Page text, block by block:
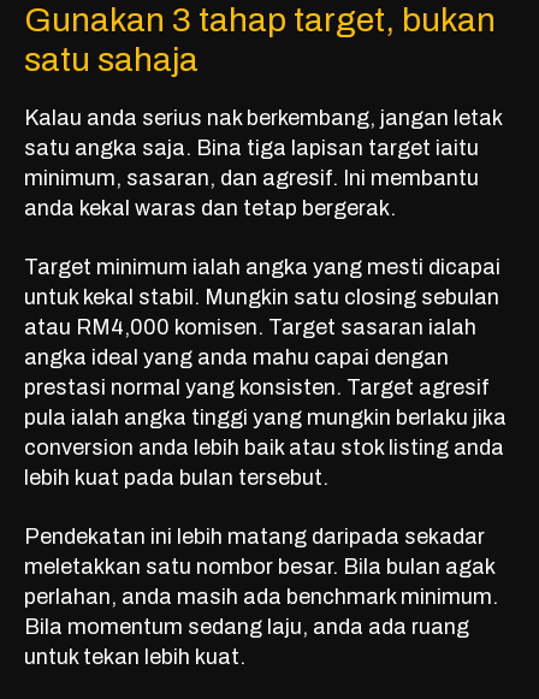
Gunakan 3 tahap target, bukan
satu sahaja
Kalau anda serius nak berkembang, jangan letak
satu angka saja. Bina tiga lapisan target iaitu
minimum, sasaran, dan agresif. Ini membantu
anda kekal waras dan tetap bergerak.
Target minimum ialah angka yang mesti dicapai
untuk kekal stabil. Mungkin satu closing sebulan
atau RM4,000 komisen. Target sasaran ialah
angka ideal yang anda mahu capai dengan
prestasi normal yang konsisten. Target agresif
pula ialah angka tinggi yang mungkin berlaku jika
conversion anda lebih baik atau stok listing anda
lebih kuat pada bulan tersebut.
Pendekatan ini lebih matang daripada sekadar
meletakkan satu nombor besar. Bila bulan agak
perlahan, anda masih ada benchmark minimum.
Bila momentum sedang laju, anda ada ruang
untuk tekan lebih kuat.